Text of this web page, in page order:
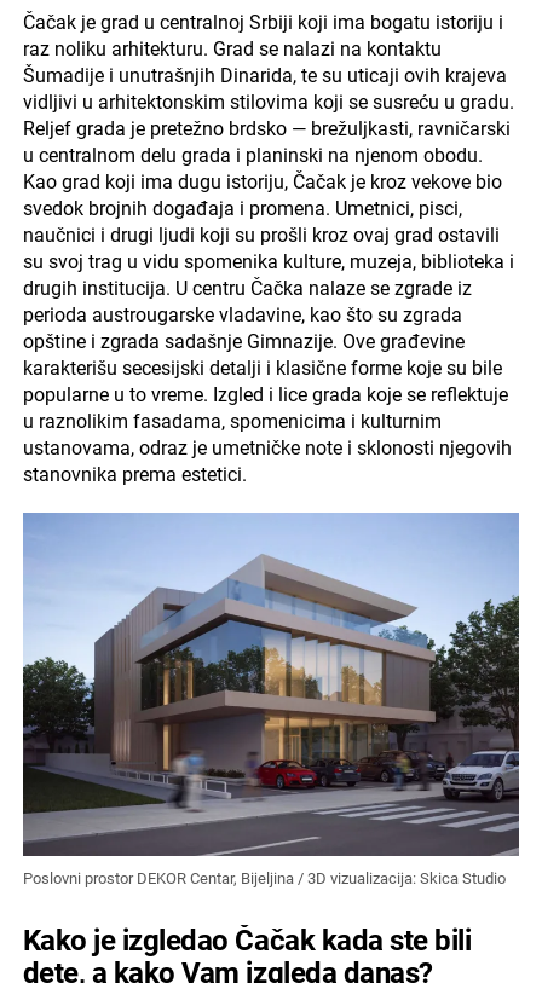
Čačak je grad u centralnoj Srbiji koji ima bogatu istoriju i
raz noliku arhitekturu. Grad se nalazi na kontaktu
Šumadije i unutrašnjih Dinarida, te su uticaji ovih krajeva
vidljivi u arhitektonskim stilovima koji se susreću u gradu.
Reljef grada je pretežno brdsko — brežuljkasti, ravničarski
u centralnom delu grada i planinski na njenom obodu.
Kao grad koji ima dugu istoriju, Čačak je kroz vekove bio
svedok brojnih događaja i promena. Umetnici, pisci,
naučnici i drugi ljudi koji su prošli kroz ovaj grad ostavili
su svoj trag u vidu spomenika kulture, muzeja, biblioteka i
drugih institucija. U centru Čačka nalaze se zgrade iz
perioda austrougarske vladavine, kao što su zgrada
opštine i zgrada sadašnje Gimnazije. Ove građevine
karakterišu secesijski detalji i klasične forme koje su bile
popularne u to vreme. Izgled i lice grada koje se reflektuje
u raznolikim fasadama, spomenicima i kulturnim
ustanovama, odraz je umetničke note i sklonosti njegovih
stanovnika prema estetici.
Poslovni prostor DEKOR Centar, Bijeljina / 3D vizualizacija: Skica Studio
Kako je izgledao Čačak kada ste bili
dete, a kako Vam izgleda danas?